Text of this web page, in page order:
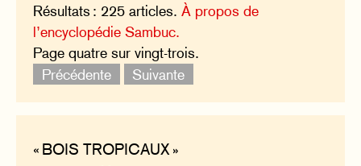
Résultats : 225 articles.À propos de
l’encyclopédie Sambuc.
Page quatre sur vingt-trois.
Précédente
Suivante
« BOIS TROPICAUX »